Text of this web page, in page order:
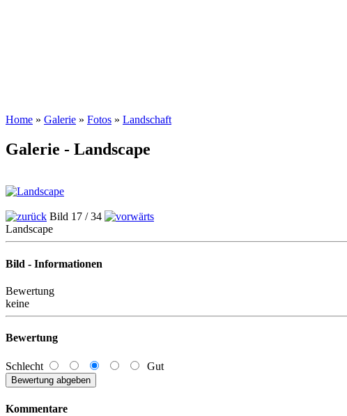
Home » Galerie » Fotos » Landschaft
Galerie - Landscape
Bild 17 / 34
Landscape
Bild - Informationen
Bewertung
keine
Bewertung
Schlecht Gut
Kommentare